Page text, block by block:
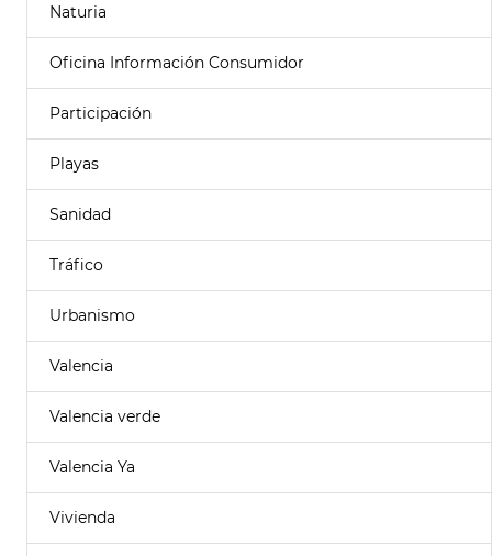
Naturia
Oficina Información Consumidor
Participación
Playas
Sanidad
Tráfico
Urbanismo
Valencia
Valencia verde
Valencia Ya
Vivienda